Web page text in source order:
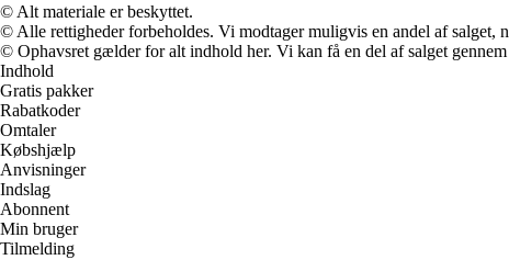
© Alt materiale er beskyttet.
© Alle rettigheder forbeholdes. Vi modtager muligvis en andel af salget,
© Ophavsret gælder for alt indhold her. Vi kan få en del af salget
Indhold
Gratis pakker
Rabatkoder
Omtaler
Købshjælp
Anvisninger
Indslag
Abonnent
Min bruger
Tilmelding